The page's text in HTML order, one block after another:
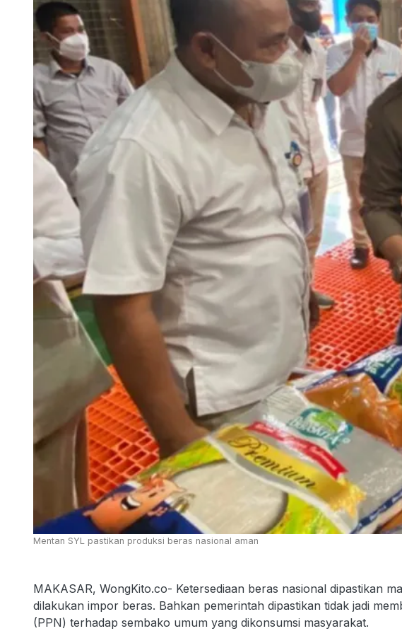
Mentan SYL pastikan produksi beras nasional aman
MAKASAR, WongKito.co- Ketersediaan beras nasional dipastikan
dilakukan impor beras. Bahkan pemerintah dipastikan tidak jadi
(PPN) terhadap sembako umum yang dikonsumsi masyarakat.